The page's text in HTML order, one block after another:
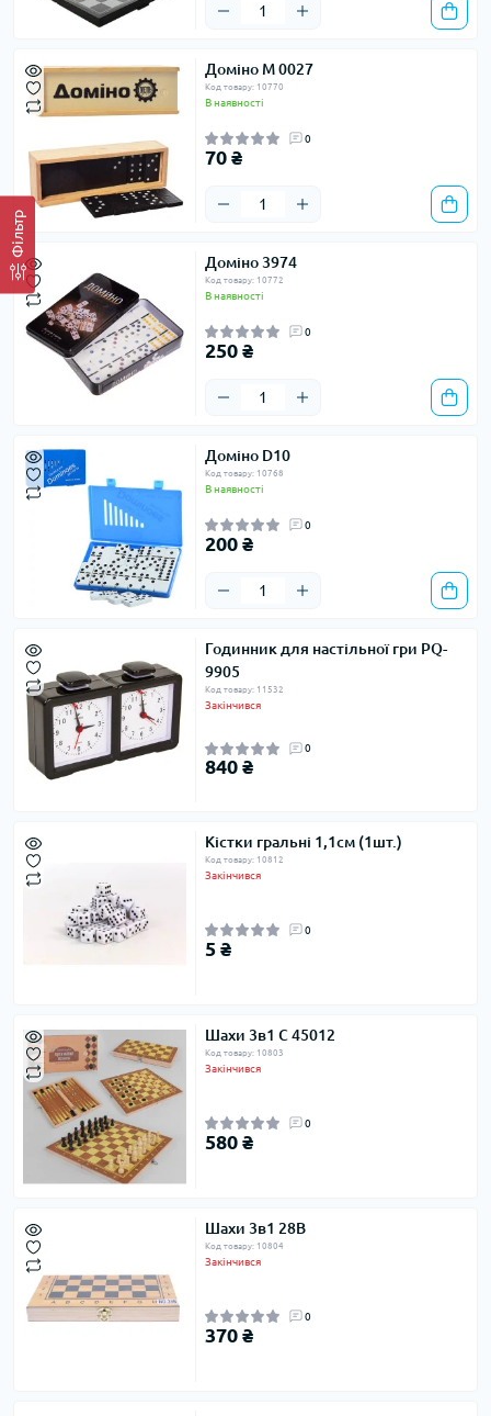
Фільтр
Доміно M 0027
Код товару: 10770
В наявності
0
70 ₴
Доміно 3974
Код товару: 10772
В наявності
0
250 ₴
Доміно D10
Код товару: 10768
В наявності
0
200 ₴
Годинник для настільної гри PQ-
9905
Код товару: 11532
Закінчився
0
840 ₴
Кістки гральні 1,1см (1шт.)
Код товару: 10812
Закінчився
0
5 ₴
Шахи 3в1 C 45012
Код товару: 10803
Закінчився
0
580 ₴
Шахи 3в1 28B
Код товару: 10804
Закінчився
0
370 ₴